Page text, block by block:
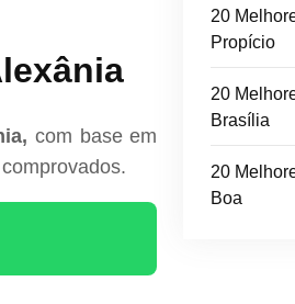
com base em
20
Propício
20
Brasília
20
Boa